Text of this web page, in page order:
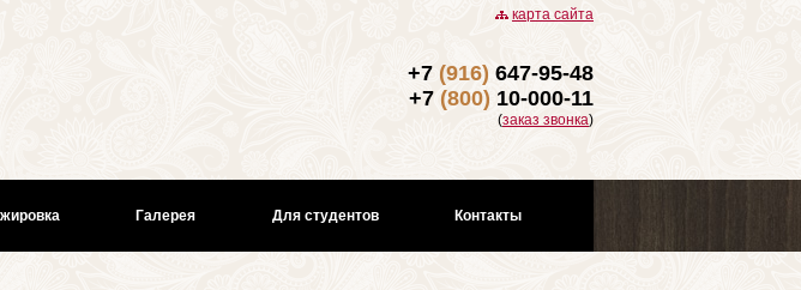
карта сайта
+7 (916) 647-95-48
+7 (800) 10-000-11
(заказ звонка)
Галерея Для студентов Контакты